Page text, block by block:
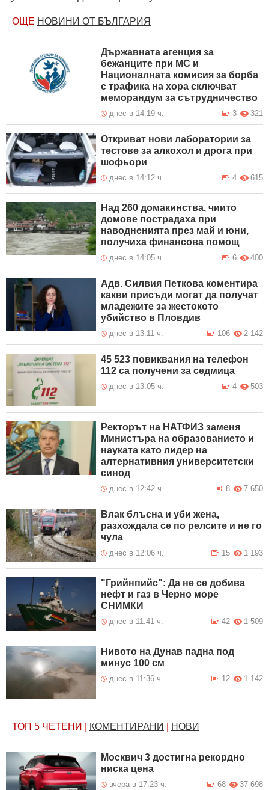
ОЩЕ НОВИНИ ОТ БЪЛГАРИЯ
Държавната агенция за
бежанците при МС и
Националната комисия за борба
с трафика на хора сключват
меморандум за сътрудничество
днес в 14:19 ч. 321
3
Откриват нови лаборатории за
тестове за алкохол и дрога при
шофьори
днес в 14:12 ч. 615
4
Над 260 домакинства, чиито
домове пострадаха при
наводненията през май и юни,
получиха финансова помощ
днес в 14:05 ч. 400
6
Адв. Силвия Петкова коментира
какви присъди могат да получат
младежите за жестокото
убийство в Пловдив
днес в 13:11 ч. 2 142
106
45 523 повиквания на телефон
112 са получени за седмица
днес в 13:05 ч. 503
4
Ректорът на НАТФИЗ заменя
Министъра на образованието и
науката като лидер на
алтернативния университетски
синод
днес в 12:42 ч. 7 650
8
Влак блъсна и уби жена,
разхождала се по релсите и не го
чула
днес в 12:06 ч. 1 193
15
"Грийнпийс": Да не се добива
нефт и газ в Черно море
СНИМКИ
днес в 11:41 ч. 1 509
42
Нивото на Дунав падна под
минус 100 см
днес в 11:36 ч. 1 142
12
ТОП 5 ЧЕТЕНИ КОМЕНТИРАНИ НОВИ
Москвич 3 достигна рекордно
ниска цена
вчера в 17:23 ч. 37 698
68